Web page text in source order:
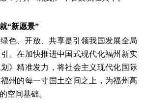
“新愿景”
色、开放、共享是引领我国发展全局
。在加快推进中国式现代化福州新实
》精准发力，将社会主义现代化国际
州的每一寸国土空间之上，为福州高
空间基础。